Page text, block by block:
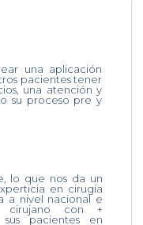
una aplicación
pacientes tener
una atención y
su proceso pre y
lo que nos da un
en cirugía
a nivel nacional e
cirujano con +
pacientes en